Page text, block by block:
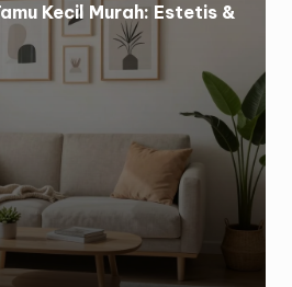
Kecil Murah: Estetis &